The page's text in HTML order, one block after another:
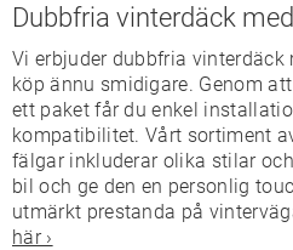
Dubbfria vinterdäck
Vi erbjuder dubbfria
köp ännu smidigare. Genom
ett paket får du enkel
kompatibilitet. Vårt sortiment
fälgar inkluderar olika stilar
bil och ge den en personlig
utmärkt prestanda på
här ›